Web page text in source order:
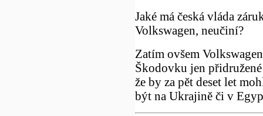
Jaké má česká vláda
Volkswagen, neučiní?
Zatím ovšem
Škodovku jen
že by za pět deset let
být na Ukrajině či v